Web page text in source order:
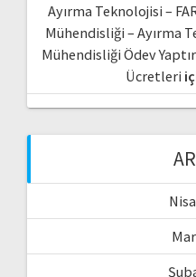
Ayırma Teknolojisi –
Mühendisliği – Ayırma
Mühendisliği Ödev
Ücretleri